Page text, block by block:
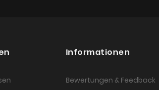
Informationen
Bewertungen & Feedback